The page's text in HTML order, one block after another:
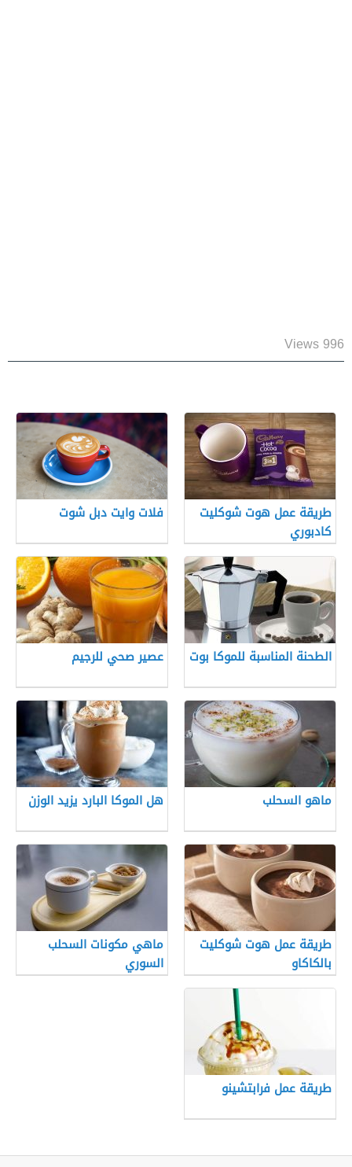
996 Views
طريقة عمل هوت شوكليت
كادبوري
فلات وايت دبل شوت
الطحنة المناسبة للموكا بوت عصير صحي للرجيم
ماهو السحلب هل الموكا البارد يزيد الوزن
طريقة عمل هوت شوكليت
بالكاكاو
ماهي مكونات السحلب
السوري
طريقة عمل فرابتشينو